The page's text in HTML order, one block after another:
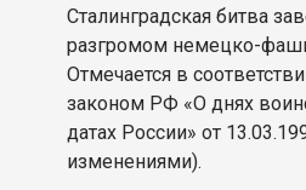
Сталинградская битва
разгромом немецко-
Отмечается в
законом РФ «О днях
датах России» от
изменениями).